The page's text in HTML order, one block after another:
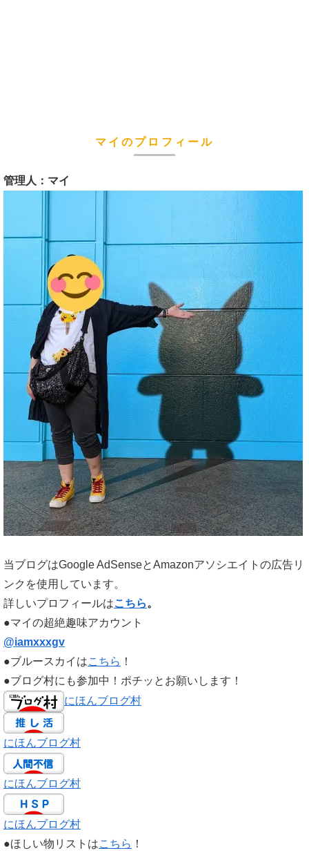
マイのプロフィール
管理人：マイ
当ブログはGoogle AdSenseとAmazonアソシエイトの広告リ
ンクを使用しています。
詳しいプロフィールはこちら。
●マイの超絶趣味アカウント
@iamxxxgv
●ブルースカイはこちら ！
●ブログ村にも参加中！ポチッとお願いします！
にほんブログ村
にほんブログ村
にほんブログ村
にほんブログ村
●ほしい物リストはこちら ！